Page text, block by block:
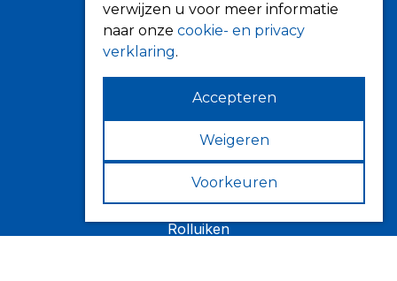
Over ons
Tips
Verkooppunten
Zonwering
Knikarmschermen
Uitvalschermen
Rolluiken
verwijzen u voor meer informatie
naar onze cookie- en privacy
verklaring.
Accepteren
Weigeren
Voorkeuren